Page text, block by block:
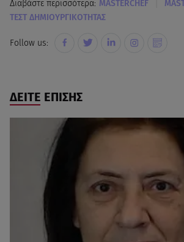
Διαβάστε περισσότερα: MASTERCHEF
ΤΕΣΤ ΔΗΜΙΟΥΡΓΙΚΟΤΗΤΑΣ
Follow us:
ΔΕΙΤΕ ΕΠΙΣΗΣ